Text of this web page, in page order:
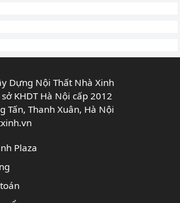
Dựng Nội Thất Nhà Xinh
KHDT Hà Nội cấp 2012
Tấn, Thanh Xuân, Hà Nội
Plaza